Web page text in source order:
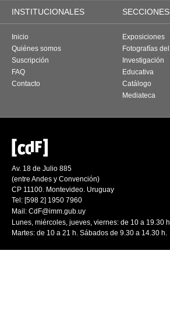
INSTITUCIONALES SECCIONES
Inicio
Quiénes somos
Suscripción
FAQ
Contacto
Exposiciones
Fotografías
Investigación
Educativa
Catálogo
Mediateca
Av. 18 de Julio 885
(entre Andes y Convención)
CP 11100. Montevideo. Uruguay
Tel: [598 2] 1950 7960
Mail: CdF@imm.gub.uy
Lunes, miércoles, jueves, viernes: de 10 a 19.30
Martes: de 10 a 21 h. Sábados de 9.30 a 14.30 h.